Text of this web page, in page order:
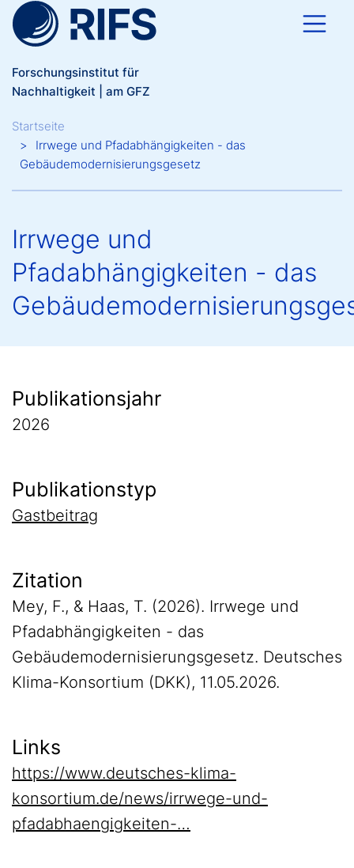
Direkt zum Inhalt
Forschungsinstitut für
Nachhaltigkeit | am GFZ
Breadcrumb
Startseite
Irrwege und Pfadabhängigkeiten - das
Gebäudemodernisierungsgesetz
Irrwege und
Pfadabhängigkeiten - das
Publikationsjahr
2026
Publikationstyp
Gastbeitrag
Zitation
Mey, F., & Haas, T. (2026). Irrwege und
Pfadabhängigkeiten - das
Gebäudemodernisierungsgesetz. Deutsches
Klima-Konsortium (DKK), 11.05.2026.
Links
https://www.deutsches-klima-
konsortium.de/news/irrwege-und-
pfadabhaengigkeiten-…